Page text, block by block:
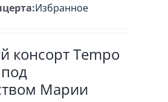
Избранное
консорт Tempo
Марии